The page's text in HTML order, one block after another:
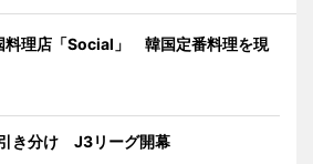
料理店「Social」 韓国定番料理を現
き分け J3リーグ開幕